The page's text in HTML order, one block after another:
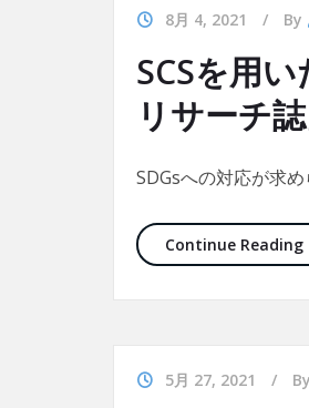
8月 4, 2021 By
SCSを用
リサーチ
SDGsへの対応が求
Continue Reading
5月 27, 2021 By